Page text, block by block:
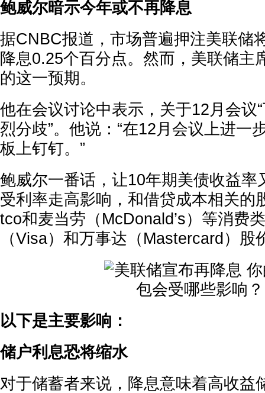
鲍威尔暗示今年或不再降息
据CNBC报道，市场普遍押注美联储
降息0.25个百分点。然而，美联储主
的这一预期。
他在会议讨论中表示，关于12月会议
烈分歧”。他说：“在12月会议上进一
板上钉钉。”
鲍威尔一番话，让10年期美债收益率
受利率走高影响，和借贷成本相关的
tco和麦当劳（McDonald’s）等消费
（Visa）和万事达（Mastercard）股
以下是主要影响：
储户利息恐将缩水
对于储蓄者来说，降息意味着高收益